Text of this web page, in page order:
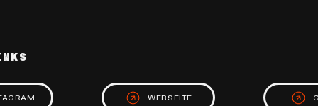
WEBSEITE